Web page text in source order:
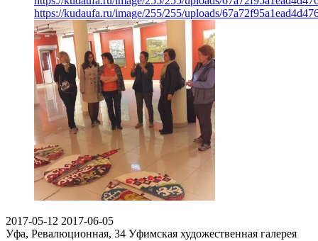
https://kudaufa.ru/image/255/255/uploads/
2017-05-12 2017-06-05
Уфа, Ревалюционная, 34 Уфимская художественная галерея